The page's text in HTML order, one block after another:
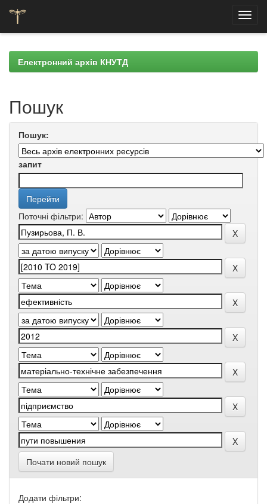
navigationЕлектронний архів КНУТД
Пошук
Пошук:
запит
Поточні фільтри:
Почати новий пошук
Додати фільтри: